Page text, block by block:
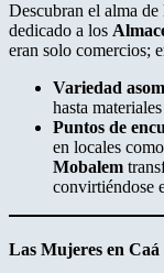
Descubran el alma
dedicado a los
eran solo comercios;
Variedad
hasta
Puntos de
en locales como
Mobalem
convirtiéndose
Las Mujeres en